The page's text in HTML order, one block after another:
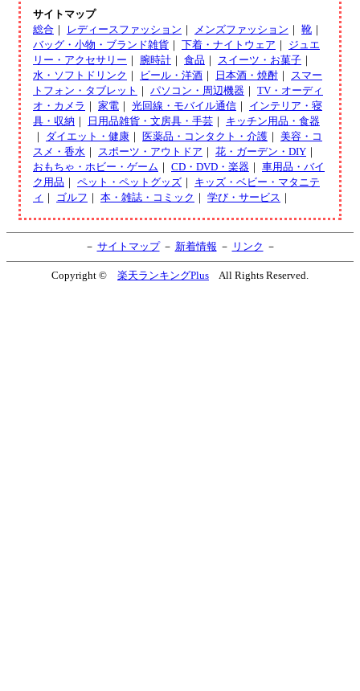
サイトマップ
総合 ｜ レディースファッション ｜ メンズファッション ｜ 靴 ｜
バッグ・小物・ブランド雑貨 ｜ 下着・ナイトウェア ｜ ジュエ
リー・アクセサリー ｜ 腕時計 ｜ 食品 ｜ スイーツ・お菓子 ｜
水・ソフトドリンク ｜ ビール・洋酒 ｜ 日本酒・焼酎 ｜ スマー
トフォン・タブレット
｜ パソコン・周辺機器 ｜ TV・オーディ
オ・カメラ ｜ 家電 ｜ 光回線・モバイル通信 ｜ インテリア・寝
具・収納 ｜ 日用品雑貨・文房具・手芸 ｜ キッチン用品・食器
｜ ダイエット・健康 ｜ 医薬品・コンタクト・介護 ｜ 美容・コ
スメ・香水 ｜ スポーツ・アウトドア ｜ 花・ガーデン・DIY ｜
おもちゃ・ホビー・ゲーム ｜ CD・DVD・楽器 ｜ 車用品・バイ
ク用品 ｜ ペット・ペットグッズ ｜ キッズ・ベビー・マタニテ
ィ ｜ ゴルフ ｜ 本・雑誌・コミック ｜ 学び・サービス ｜
－ サイトマップ－ 新着情報 － リンク －
Copyright © 楽天ランキングPlus All Rights Reserved.